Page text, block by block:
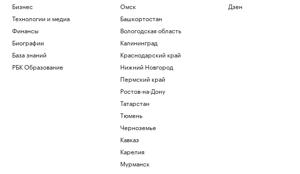
Бизнес
Технологии и медиа
Финансы
Биографии
База знаний
РБК Образование
Омск
Башкортостан
Вологодская область
Калининград
Краснодарский край
Нижний Новгород
Пермский край
Ростов-на-Дону
Татарстан
Тюмень
Черноземье
Кавказ
Карелия
Мурманск
Дзен